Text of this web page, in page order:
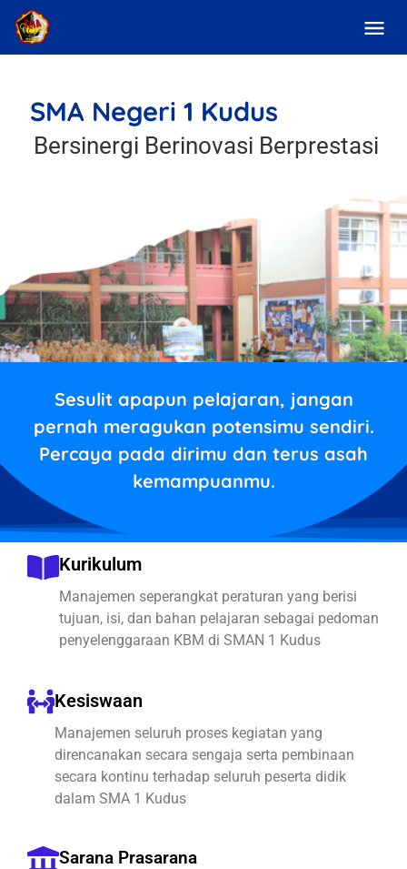
SMA Negeri 1 Kudus
Bersinergi Berinovasi Berprestasi
Sesulit apapun pelajaran, jangan
pernah meragukan potensimu sendiri.
Percaya pada dirimu dan terus asah
kemampuanmu.
Kurikulum
Manajemen seperangkat peraturan yang berisi
tujuan, isi, dan bahan pelajaran sebagai pedoman
penyelenggaraan KBM di SMAN 1 Kudus
Kesiswaan
Manajemen seluruh proses kegiatan yang
direncanakan secara sengaja serta pembinaan
secara kontinu terhadap seluruh peserta didik
dalam SMA 1 Kudus
Sarana Prasarana